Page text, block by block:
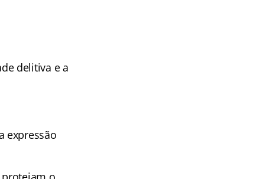
delitiva e a
expressão